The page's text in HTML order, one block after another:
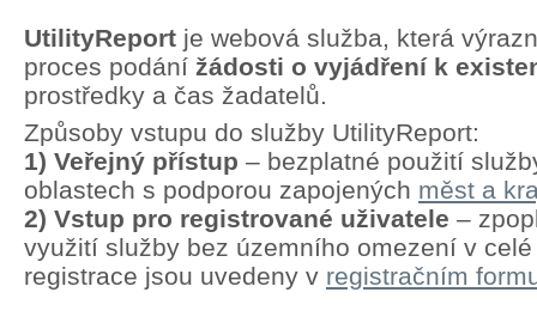
UtilityReport je webová služba, která
proces podání žádosti o vyjádření k
prostředky a čas žadatelů.
Způsoby vstupu do služby UtilityReport:
1) Veřejný přístup – bezplatné použití
oblastech s podporou zapojených měst a
2) Vstup pro registrované uživatele –
využití služby bez územního omezení v
registrace jsou uvedeny v registračním